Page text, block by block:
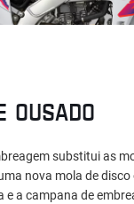
OUSADO
substitui as
nova mola de disco
e a campana de